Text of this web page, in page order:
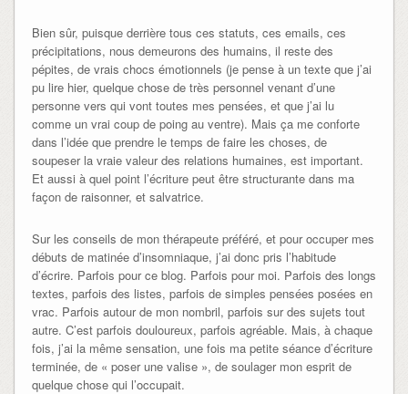
Bien sûr, puisque derrière tous ces statuts, ces emails, ces
précipitations, nous demeurons des humains, il reste des
pépites, de vrais chocs émotionnels (je pense à un texte que j’ai
pu lire hier, quelque chose de très personnel venant d’une
personne vers qui vont toutes mes pensées, et que j’ai lu
comme un vrai coup de poing au ventre). Mais ça me conforte
dans l’idée que prendre le temps de faire les choses, de
soupeser la vraie valeur des relations humaines, est important.
Et aussi à quel point l’écriture peut être structurante dans ma
façon de raisonner, et salvatrice.
Sur les conseils de mon thérapeute préféré, et pour occuper mes
débuts de matinée d’insomniaque, j’ai donc pris l’habitude
d’écrire. Parfois pour ce blog. Parfois pour moi. Parfois des longs
textes, parfois des listes, parfois de simples pensées posées en
vrac. Parfois autour de mon nombril, parfois sur des sujets tout
autre. C’est parfois douloureux, parfois agréable. Mais, à chaque
fois, j’ai la même sensation, une fois ma petite séance d’écriture
terminée, de « poser une valise », de soulager mon esprit de
quelque chose qui l’occupait.